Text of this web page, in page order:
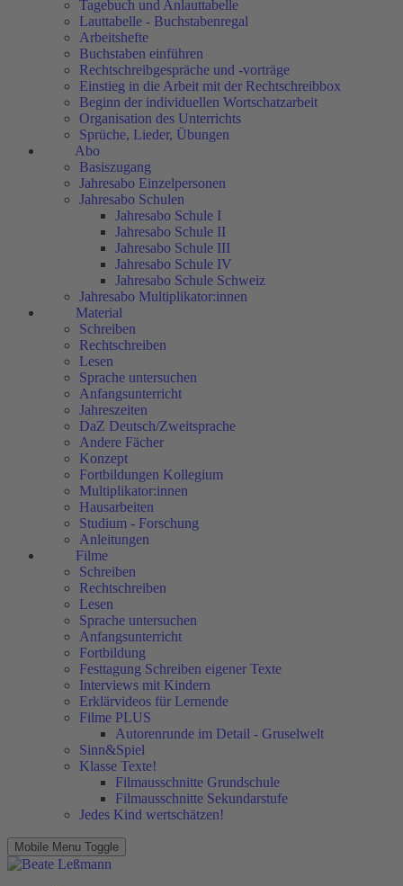
Tagebuch und Anlauttabelle
Lauttabelle - Buchstabenregal
Arbeitshefte
Buchstaben einführen
Rechtschreibgespräche und -vorträge
Einstieg in die Arbeit mit der Rechtschreibbox
Beginn der individuellen Wortschatzarbeit
Organisation des Unterrichts
Sprüche, Lieder, Übungen
Abo
Basiszugang
Jahresabo Einzelpersonen
Jahresabo Schulen
Jahresabo Schule I
Jahresabo Schule II
Jahresabo Schule III
Jahresabo Schule IV
Jahresabo Schule Schweiz
Jahresabo Multiplikator:innen
Material
Schreiben
Rechtschreiben
Lesen
Sprache untersuchen
Anfangsunterricht
Jahreszeiten
DaZ Deutsch/Zweitsprache
Andere Fächer
Konzept
Fortbildungen Kollegium
Multiplikator:innen
Hausarbeiten
Studium - Forschung
Anleitungen
Filme
Schreiben
Rechtschreiben
Lesen
Sprache untersuchen
Anfangsunterricht
Fortbildung
Festtagung Schreiben eigener Texte
Interviews mit Kindern
Erklärvideos für Lernende
Filme PLUS
Autorenrunde im Detail - Gruselwelt
Sinn&Spiel
Klasse Texte!
Filmausschnitte Grundschule
Filmausschnitte Sekundarstufe
Jedes Kind wertschätzen!
Mobile Menu Toggle